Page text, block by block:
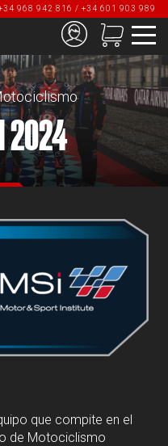
968 942 816 / +34 601 903 989
2024
que compite en el
de Motociclismo